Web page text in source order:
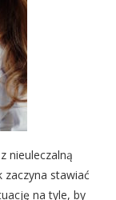
nieuleczalną
zaczyna stawiać
na tyle, by